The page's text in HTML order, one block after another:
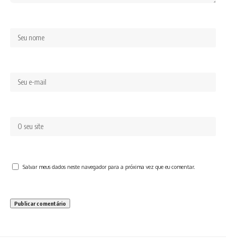
Salvar meus dados neste navegador para a próxima vez que eu comentar.